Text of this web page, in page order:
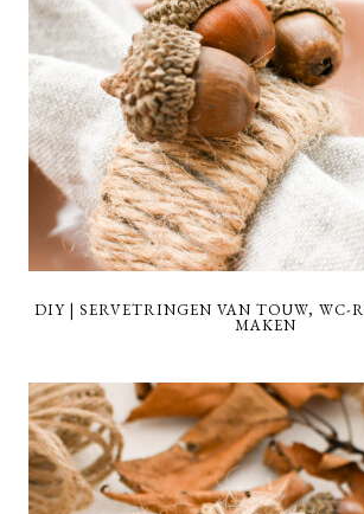
DIY | SERVETRINGEN VAN TOUW, WC-
MAKEN